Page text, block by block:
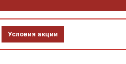
Условия акции